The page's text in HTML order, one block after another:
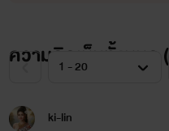
ความคิดเห็นทั้งหมด (
ki-lin